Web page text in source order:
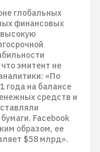
глобальных
финансовых
высокую
эмитент не
«По
года на балансе
средств и
Facebook
образом, ее
$58 млрд».